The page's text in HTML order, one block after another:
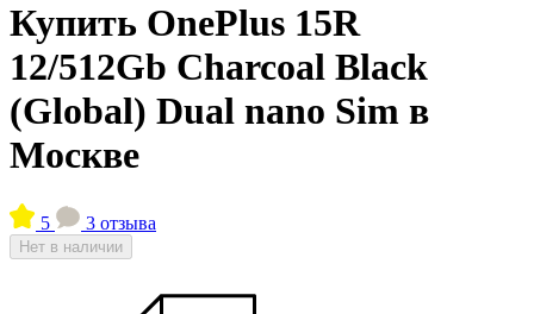
Купить OnePlus 15R
12/512Gb Charcoal Black
(Global) Dual nano Sim в
Москве
5 3 отзыва
Нет в наличии